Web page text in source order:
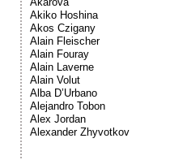
Akiko Hoshina
Akos Czigany
Alain Fleischer
Alain Fouray
Alain Laverne
Alain Volut
Alba D’Urbano
Alejandro Tobon
Alex Jordan
Alexander Zhyvotkov